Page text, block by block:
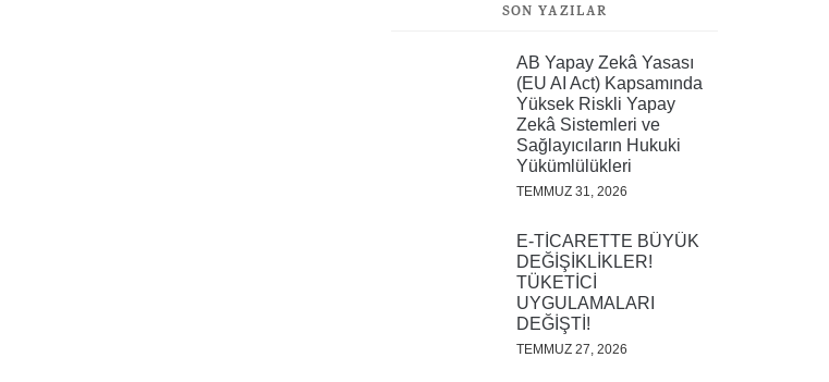
SON YAZILAR
AB Yapay Zekâ Yasası
(EU AI Act) Kapsamında
Yüksek Riskli Yapay
Zekâ Sistemleri ve
Sağlayıcıların Hukuki
Yükümlülükleri
TEMMUZ 31, 2026
E-TİCARETTE BÜYÜK
DEĞİŞİKLİKLER!
TÜKETİCİ
UYGULAMALARI
DEĞİŞTİ!
TEMMUZ 27, 2026